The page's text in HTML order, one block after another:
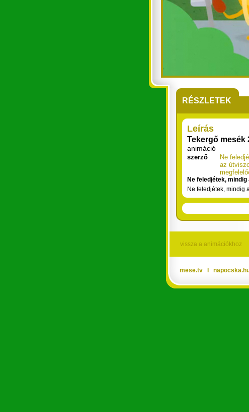
RÉSZLETEK
Leírás
Tekergő mesék
animáció
szerző
Ne
az
Ne feledjétek,
Ne feledjétek, mindig
vissza a animációkhoz
mese.tv